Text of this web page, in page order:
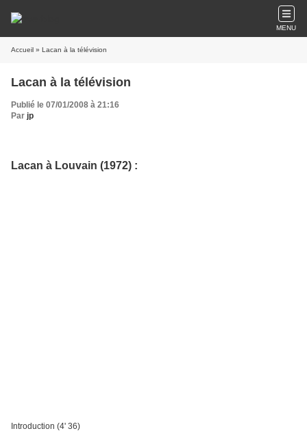
MENU
Accueil » Lacan à la télévision
Lacan à la télévision
Publié le 07/01/2008 à 21:16
Par jp
Lacan à Louvain (1972) :
Introduction (4' 36)